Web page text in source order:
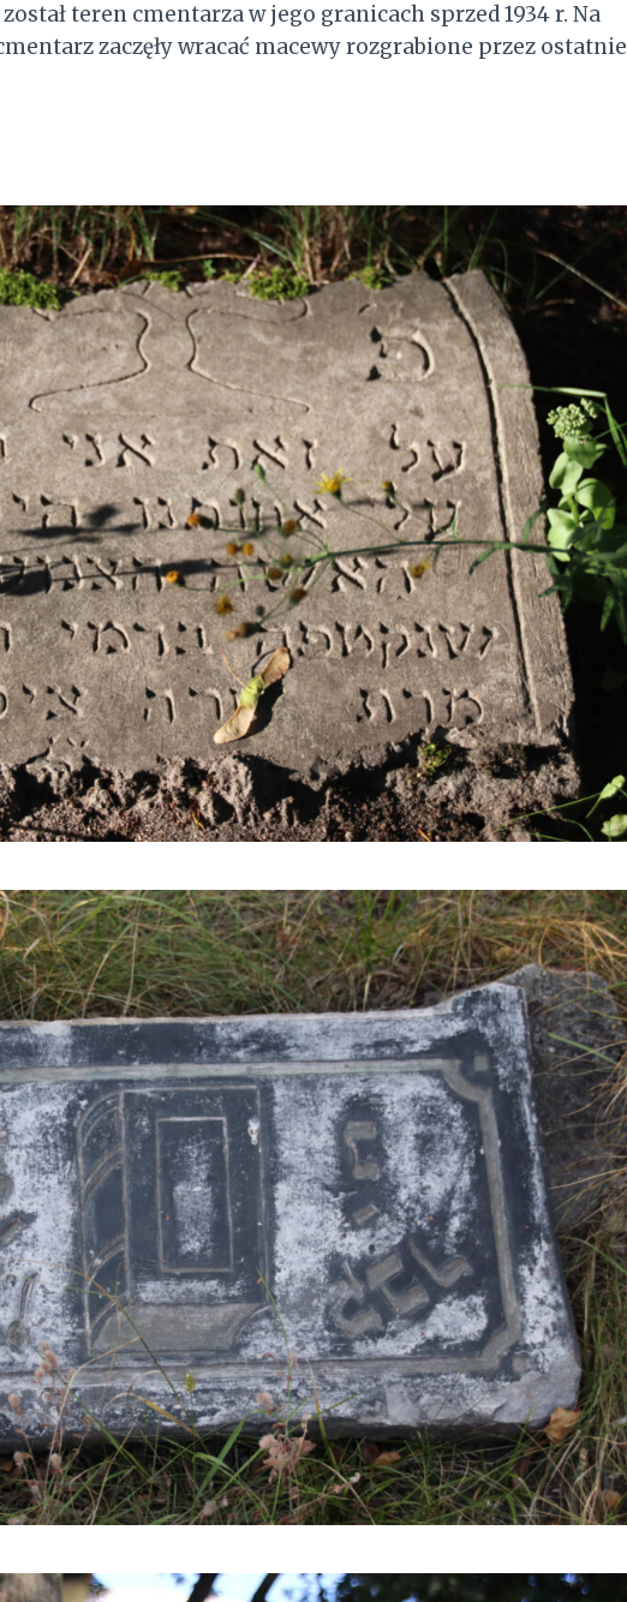
teren cmentarza w jego granicach sprzed 1934 r. Na
zaczęły wracać macewy rozgrabione przez ostatnie